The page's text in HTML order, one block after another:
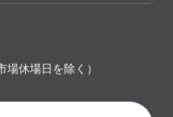
場休場日を除く）